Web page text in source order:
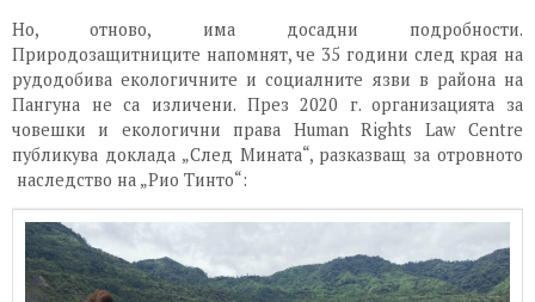
Но, отново, има досадни подробности.
Природозащитниците напомнят, че 35 години след края на
рудодобива екологичните и социалните язви в района на
Пангуна не са изличени. През 2020 г. организацията за
човешки и екологични права Human Rights Law Centre
публикува доклада „След Мината“, разказващ за отровното
наследство на „Рио Тинто“: